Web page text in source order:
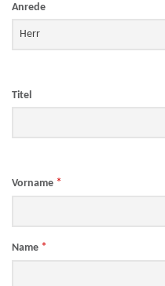
Anrede
Titel
Vorname *
Name *